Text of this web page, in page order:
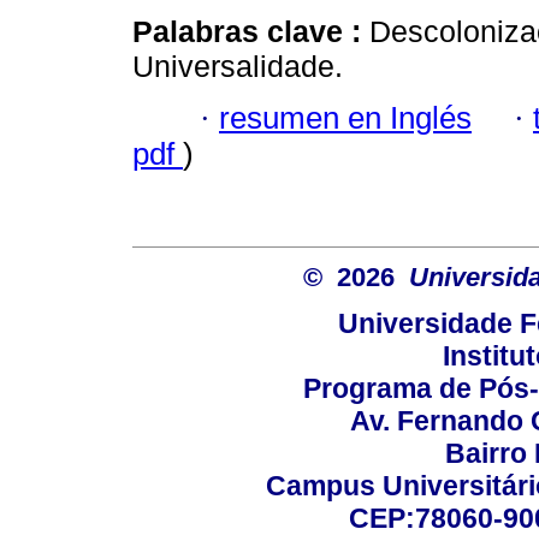
Palabras clave :
Universalidade.
· resumen en Inglés ·
pdf )
© 2026
Universidade
Programa de
Av. Fernando
Bairro
Campus
CEP:78060-